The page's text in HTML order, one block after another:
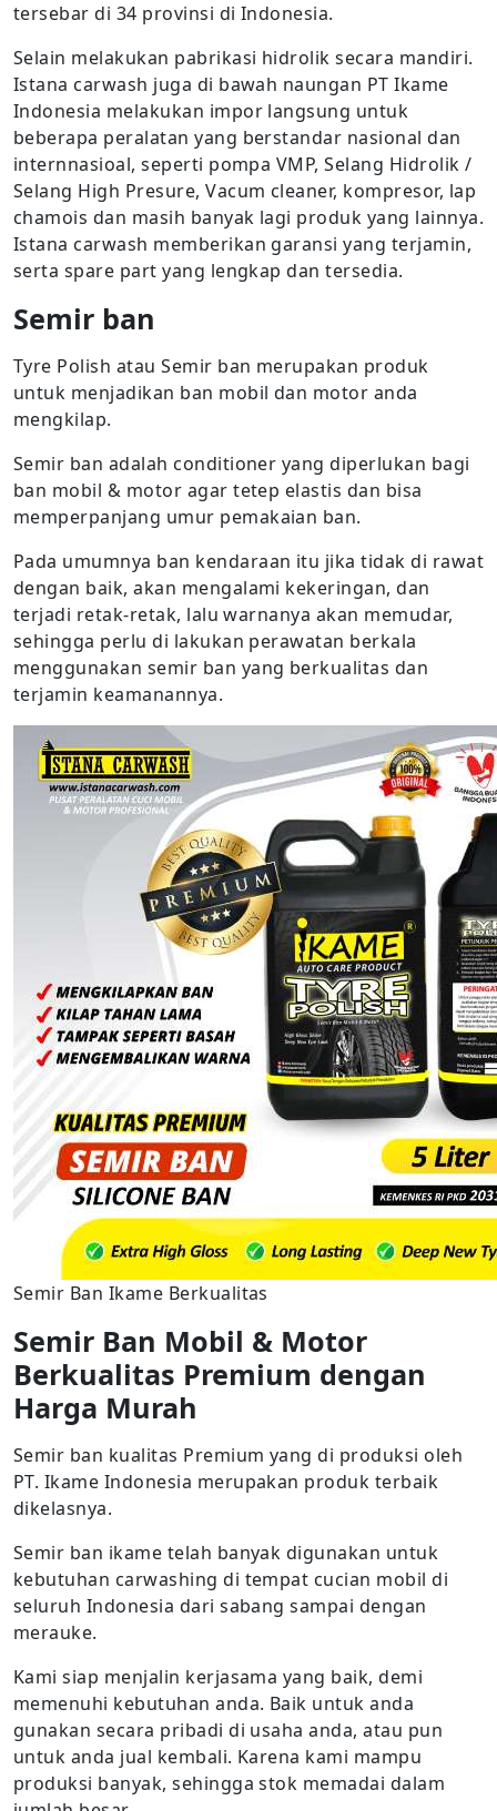
tersebar di 34 provinsi di Indonesia.
Selain melakukan pabrikasi hidrolik secara mandiri.
Istana carwash juga di bawah naungan PT Ikame
Indonesia melakukan impor langsung untuk
beberapa peralatan yang berstandar nasional dan
internnasioal, seperti pompa VMP, Selang Hidrolik /
Selang High Presure, Vacum cleaner, kompresor, lap
chamois dan masih banyak lagi produk yang lainnya.
Istana carwash memberikan garansi yang terjamin,
serta spare part yang lengkap dan tersedia.
Semir ban
Tyre Polish atau Semir ban merupakan produk
untuk menjadikan ban mobil dan motor anda
mengkilap.
Semir ban adalah conditioner yang diperlukan bagi
ban mobil & motor agar tetep elastis dan bisa
memperpanjang umur pemakaian ban.
Pada umumnya ban kendaraan itu jika tidak di rawat
dengan baik, akan mengalami kekeringan, dan
terjadi retak-retak, lalu warnanya akan memudar,
sehingga perlu di lakukan perawatan berkala
menggunakan semir ban yang berkualitas dan
terjamin keamanannya.
Semir Ban Ikame Berkualitas
Semir Ban Mobil & Motor
Berkualitas Premium dengan
Harga Murah
Semir ban kualitas Premium yang di produksi oleh
PT. Ikame Indonesia merupakan produk terbaik
dikelasnya.
Semir ban ikame telah banyak digunakan untuk
kebutuhan carwashing di tempat cucian mobil di
seluruh Indonesia dari sabang sampai dengan
merauke.
Kami siap menjalin kerjasama yang baik, demi
memenuhi kebutuhan anda. Baik untuk anda
gunakan secara pribadi di usaha anda, atau pun
untuk anda jual kembali. Karena kami mampu
produksi banyak, sehingga stok memadai dalam